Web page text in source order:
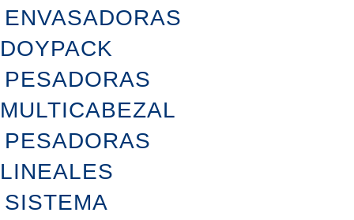
ENVASADORAS
DOYPACK
PESADORAS
MULTICABEZAL
PESADORAS
LINEALES
SISTEMA